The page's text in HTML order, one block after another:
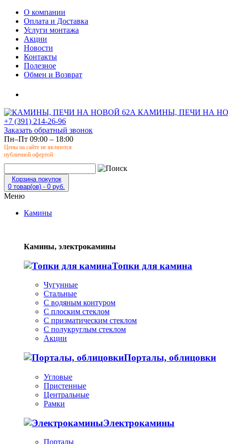
О компании
Оплата и Доставка
Услуги монтажа
Акции
Новости
Контакты
Полезное
Обмен и Возврат
КАМИНЫ, ПЕЧИ НА
+7 (391) 214-26-96
Заказать обратный звонок
Пн–Пт 09:00 – 18:00
Цены на сайте не являются
публичной офертой
Корзина покупок
0 товар(ов) - 0 руб.
Меню
Камины
Камины, электрокамины
Топки для камина
Чугунные
Стальные
С водяным контуром
С плоским стеклом
С призматическим стеклом
С полукруглым стеклом
Акции
Порталы, облицовки
Угловые
Пристенные
Центральные
Рамки
Электрокамины
Порталы